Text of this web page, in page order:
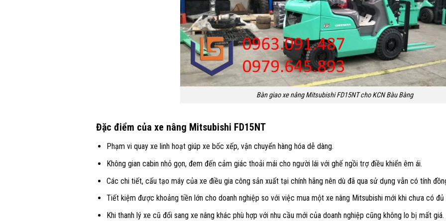
Bàn giao xe nâng Mitsubishi FD15NT cho KCN Bàu Bàng
Đặc điểm của xe nâng Mitsubishi FD15NT
Phạm vi quay xe linh hoạt giúp xe bốc xếp, vận chuyển hàng hóa dễ dàng.
Không gian cabin nhỏ gọn, đem đến cảm giác thoải mái cho người lái với ghế ngồi trợ điều khiển êm ái.
Các chi tiết, cấu tạo máy của xe điều gia công sản xuất tại chính hãng nên dù đã qua sử dụng vẫn có tính
Tiết kiệm được khoảng tiền lớn cho doanh nghiệp so với việc mua một xe nâng Mitsubishi mới khi chưa có đủ
Khi thanh lý xe cũ đổi sang xe nâng khác phù hợp với nhu cầu mới của doanh nghiệp cũng không lo bị mất giá.